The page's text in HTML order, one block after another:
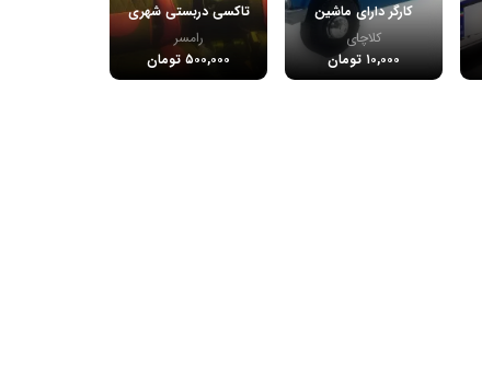
کارگر دارای ماشین
کلاچای
۱۰,۰۰۰ تومان
تاکسی دربستی شهری
رامسر
۵۰۰,۰۰۰ تومان